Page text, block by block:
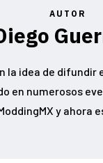
AUTOR
la idea de difundir
en numerosos
y ahora